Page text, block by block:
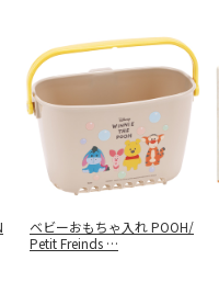
ベビーおもちゃ入れ POOH/
Petit Freinds …